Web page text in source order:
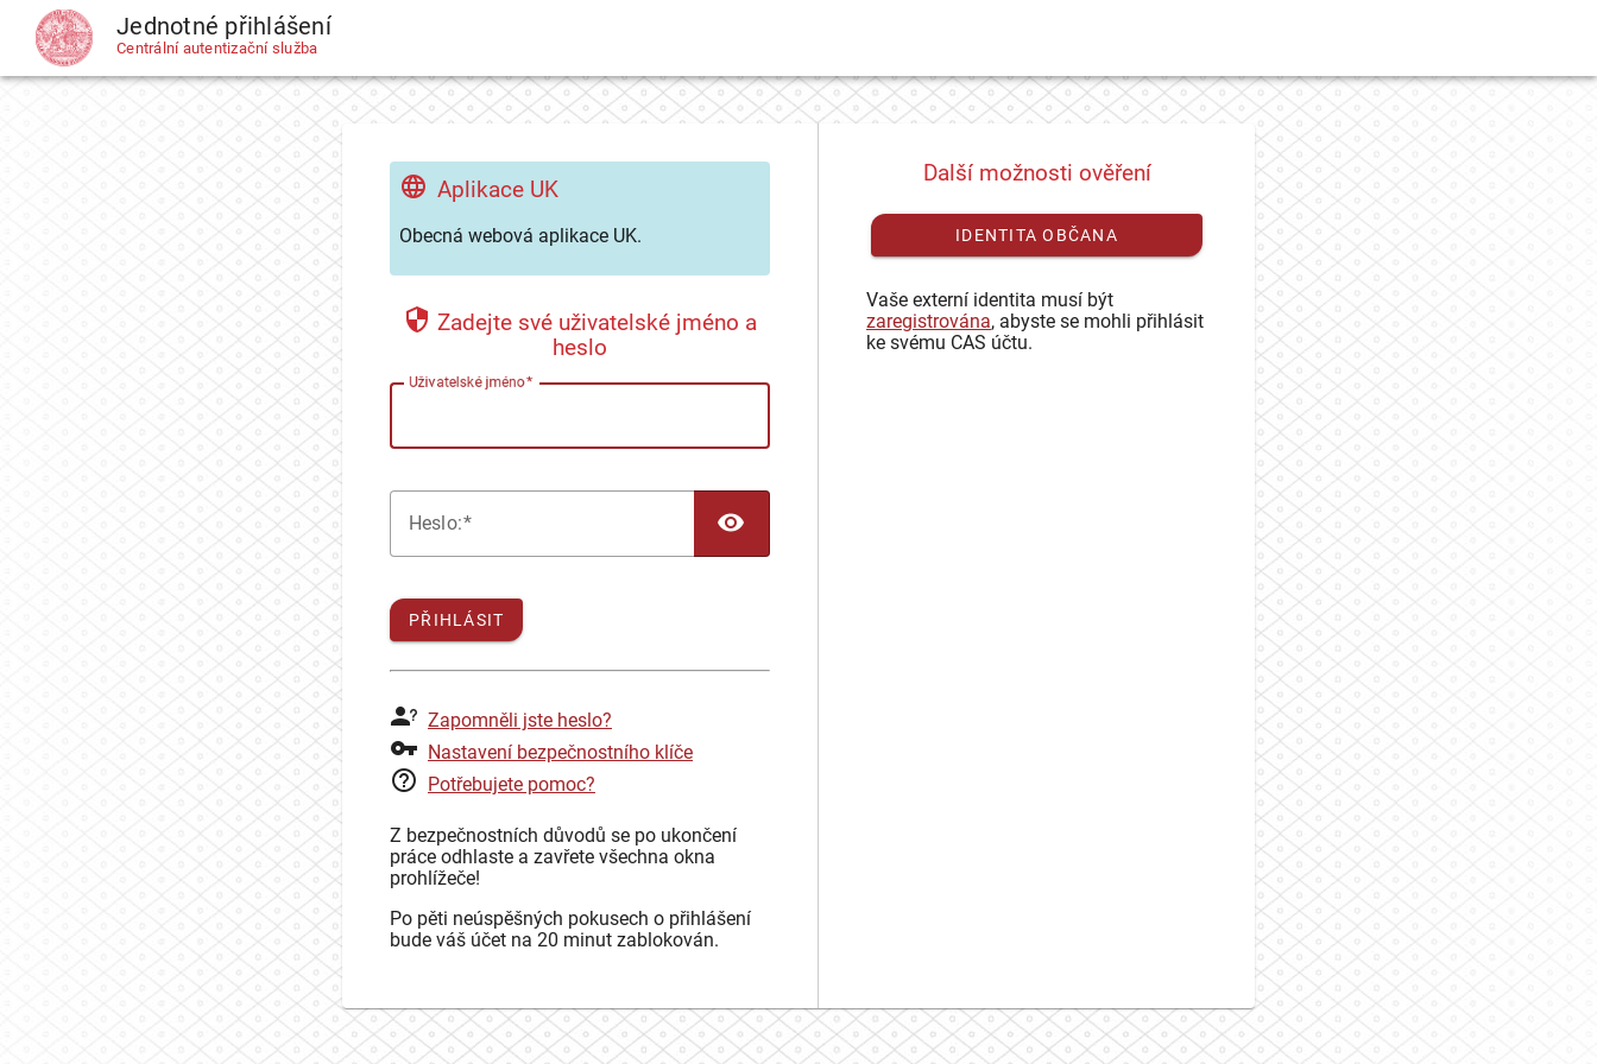
CAS Jednotné přihlášení
Centrální autentizační služba
Aplikace UK
Obecná webová aplikace UK.
Zadejte své uživatelské jméno a
heslo
Uživatelské jméno
Heslo:
PŘIHLÁSIT
Zapomněli jste heslo?
Nastavení bezpečnostního klíče
Potřebujete pomoc?
Z bezpečnostních důvodů se po ukončení
práce odhlaste a zavřete všechna okna
prohlížeče!
Po pěti neúspěšných pokusech o přihlášení
bude váš účet na 20 minut zablokován.
Další možnosti ověření
IDENTITA OBČANA
Vaše externí identita musí být
zaregistrována, abyste se mohli přihlásit
ke svému CAS účtu.